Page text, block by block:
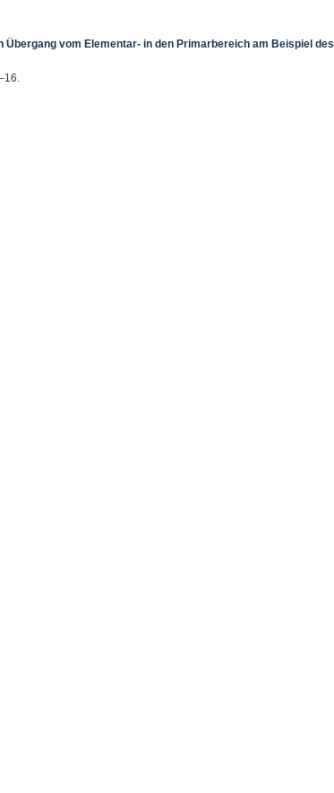
vom Elementar- in den Primarbereich am Beispiel des